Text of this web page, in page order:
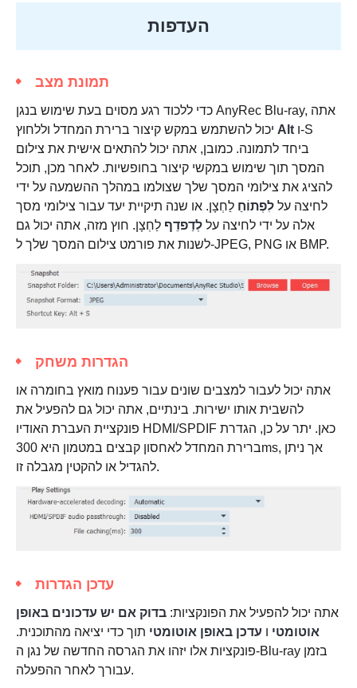
העדפות
תמונת מצב
כדי ללכוד רגע מסוים בעת שימוש בנגן AnyRec Blu-ray, אתה
Alt
ביחד לתמונה. כמובן, אתה יכול להתאים אישית את צילום
המסך תוך שימוש במקשי קיצור בחופשיות. לאחר מכן, תוכל
להציג את צילומי המסך שלך שצולמו במהלך ההשמעה על ידי
לחיצה על לִפְתוֹחַ לַחְצָן. או שנה תיקיית יעד עבור צילומי מסך
אלה על ידי לחיצה על לְדַפדֵף לַחְצָן. חוץ מזה, אתה יכול גם
לשנות את פורמט צילום המסך שלך ל-JPEG, PNG או BMP.
הגדרות משחק
אתה יכול לעבור למצבים שונים עבור פענוח מואץ בחומרה או
להשבית אותו ישירות. בינתיים, אתה יכול גם להפעיל את
פונקציית העברת האודיו HDMI/SPDIF כאן. יתר על כן, הגדרת
ברירת המחדל לאחסון קבצים במטמון היא 300ms, אך ניתן
להגדיל או להקטין מגבלה זו.
עדכן הגדרות
אתה יכול להפעיל את הפונקציות: בדוק אם יש עדכונים באופן
אוטומטי ו עדכן באופן אוטומטי תוך כדי יציאה מהתוכנית.
פונקציות אלו יזהו את הגרסה החדשה של נגן ה-Blu-ray בזמן
עבורך לאחר ההפעלה.